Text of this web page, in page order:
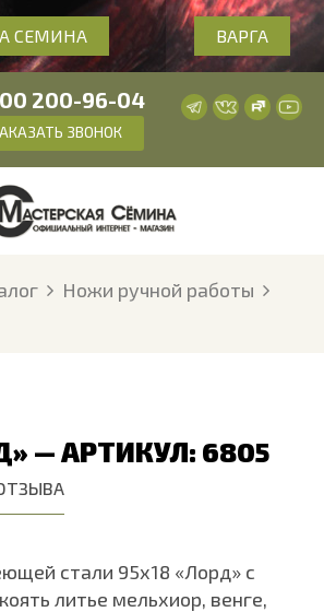
СЕМИНА ВАРГА
200-96-04
ЗВОНОК
Ножи ручной работы
— АРТИКУЛ: 6805
стали 95х18 «Лорд» с
литье мельхиор, венге,